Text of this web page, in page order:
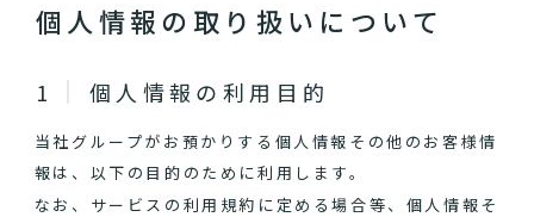
個人情報の取り扱いについて
個人情報の利用目的
当社グループがお預かりする個人情報その他のお客様情
報は、以下の目的のために利用します。
なお、サービスの利用規約に定める場合等、個人情報そ